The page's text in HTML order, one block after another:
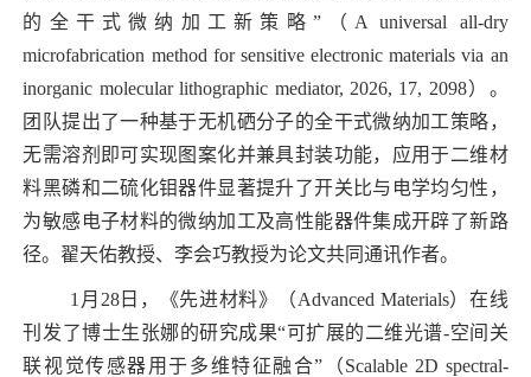
的全干式微纳加工新策略”（ A universal all-dry
microfabrication method for sensitive electronic materials via an
inorganic molecular lithographic mediator, 2026, 17, 2098）。
团队提出了一种基于无机硒分子的全干式微纳加工策略，
无需溶剂即可实现图案化并兼具封装功能，应用于二维材
料黑磷和二硫化钼器件显著提升了开关比与电学均匀性，
为敏感电子材料的微纳加工及高性能器件集成开辟了新路
径。翟天佑教授、李会巧教授为论文共同通讯作者。
1 月 28日，《先进材料》（Advanced Materials）在线
刊发了博士生张娜的研究成果“可扩展的二维光谱-空间关
联视觉传感器用于多维特征融合”（Scalable 2D spectral-